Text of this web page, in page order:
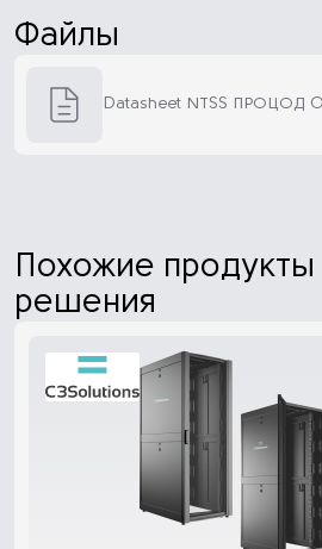
Файлы
Datasheet NTSS ПРОЦОД
Похожие продукты
решения